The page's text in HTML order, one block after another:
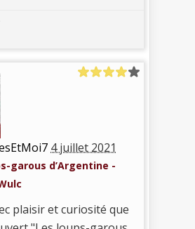
4 juillet 2021
garous d’Argentine -
plaisir et curiosité que